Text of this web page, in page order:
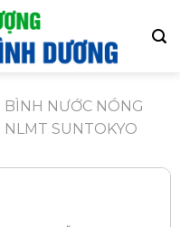
BÌNH NƯỚC NÓNG
SUNTOKYO